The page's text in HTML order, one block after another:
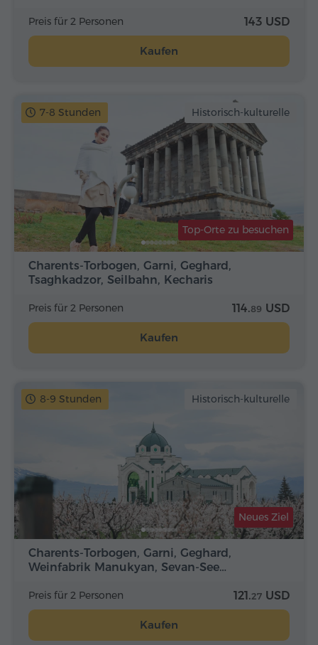
Preis für 2 Personen 143 USD
Kaufen
7-8 Stunden Historisch-kulturelle
Charents-Torbogen, Garni, Geghard,
Tsaghkadzor, Seilbahn, Kecharis
Top-Orte zu besuchen
Preis für 2 Personen 114.89 USD
Kaufen
8-9 Stunden Historisch-kulturelle
Charents-Torbogen, Garni, Geghard,
Weinfabrik Manukyan, Sevan-See…
Neues Ziel
Preis für 2 Personen 121.27 USD
Kaufen